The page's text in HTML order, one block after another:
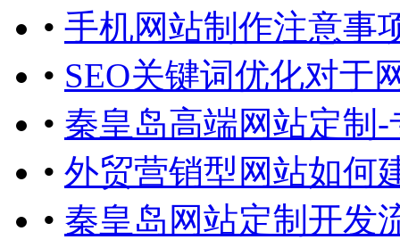
• 手机网站制作注意事
• SEO关键词优化对于
• 秦皇岛高端网站定制
• 外贸营销型网站如何
• 秦皇岛网站定制开发